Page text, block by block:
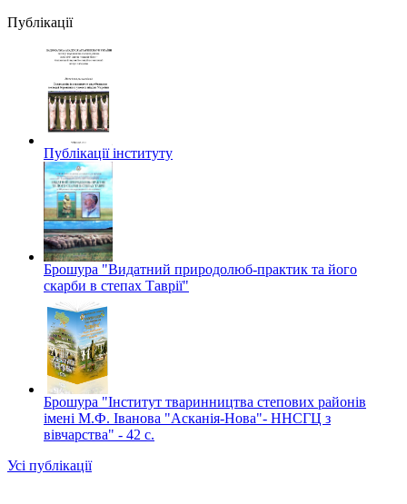
Публікації
Публікації інституту
Брошура "Видатний природолюб-практик та його
скарби в степах Таврії"
Брошура "Інститут тваринництва степових районів
імені М.Ф. Іванова "Асканія-Нова"- ННСГЦ з
вівчарства" - 42 c.
Усі публікації